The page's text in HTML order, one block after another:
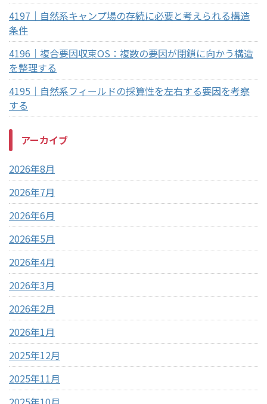
4197｜自然系キャンプ場の存続に必要と考えられる構造
条件
4196｜複合要因収束OS：複数の要因が閉鎖に向かう構造
を整理する
4195｜自然系フィールドの採算性を左右する要因を考察
する
アーカイブ
2026年8月
2026年7月
2026年6月
2026年5月
2026年4月
2026年3月
2026年2月
2026年1月
2025年12月
2025年11月